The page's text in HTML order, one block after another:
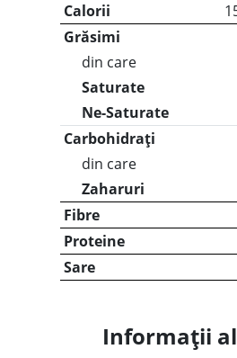
Calorii
Grăsimi
din care
Saturate
Ne-Saturate
Carbohidrați
din care
Zaharuri
Fibre
Proteine
Sare
Informații